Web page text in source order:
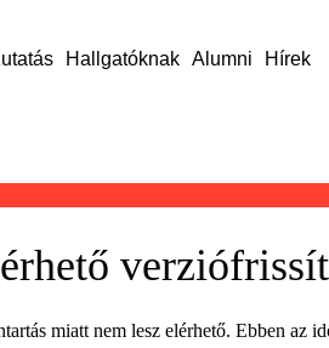
Hallgatóknak Alumni Hírek
miatt nem lesz elérhető. Ebben az